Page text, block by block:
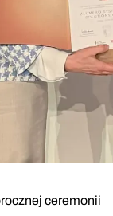
ceremonii